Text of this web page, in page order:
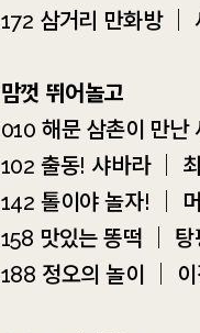
172 삼거리 만화방 ｜
맘껏 뛰어놀고
010 해문 삼촌이 만난
102 출동! 샤바라 ｜
142 톨이야 놀자! ｜
158 맛있는 똥떡 ｜
188 정오의 놀이 ｜